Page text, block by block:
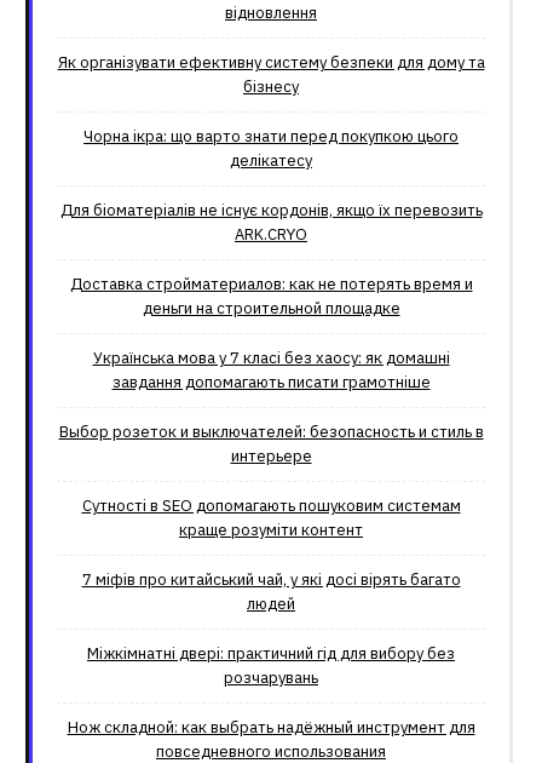
відновлення
Як організувати ефективну систему безпеки для дому та
бізнесу
Чорна ікра: що варто знати перед покупкою цього
делікатесу
Для біоматеріалів не існує кордонів, якщо їх перевозить
ARK.CRYO
Доставка стройматериалов: как не потерять время и
деньги на строительной площадке
Українська мова у 7 класі без хаосу: як домашні
завдання допомагають писати грамотніше
Выбор розеток и выключателей: безопасность и стиль в
интерьере
Сутності в SEO допомагають пошуковим системам
краще розуміти контент
7 міфів про китайський чай, у які досі вірять багато
людей
Міжкімнатні двері: практичний гід для вибору без
розчарувань
Нож складной: как выбрать надёжный инструмент для
повседневного использования